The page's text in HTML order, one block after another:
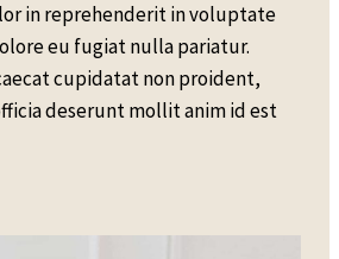
in reprehenderit in voluptate
eu fugiat nulla pariatur.
cupidatat non proident,
deserunt mollit anim id est